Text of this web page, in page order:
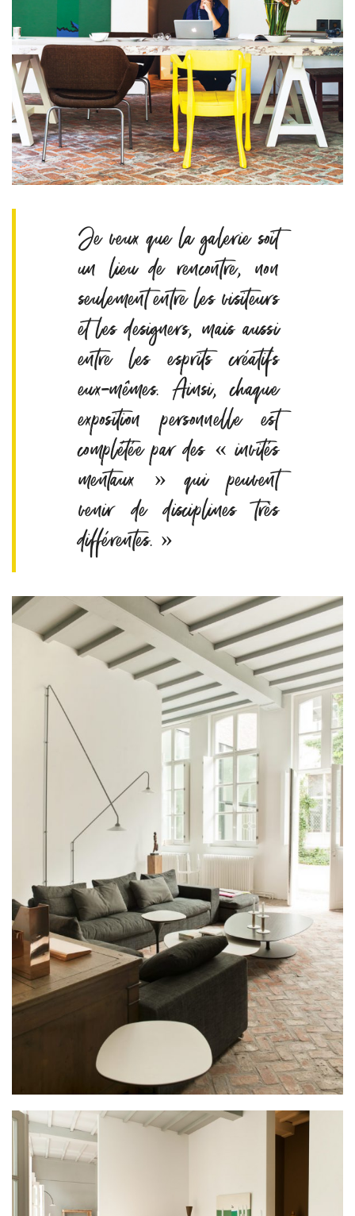
Je veux que la galerie soit
un lieu de rencontre, non
seulement entre les visiteurs
et les designers, mais aussi
entre les esprits créatifs
eux-mêmes. Ainsi, chaque
exposition personnelle est
complétée par des « invités
mentaux » qui peuvent
venir de disciplines très
différentes. »